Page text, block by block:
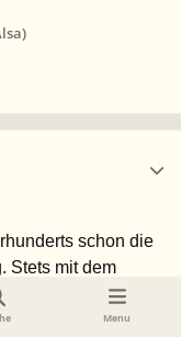
schon die
Stets mit dem
Auffassung ist
ihre
Menu